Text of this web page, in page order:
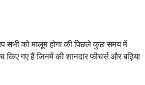
सभी को मालूम होगा की पिछले कुछ समय में
किए गए हैं जिनमें की शानदार फीचर्स और बढ़िया